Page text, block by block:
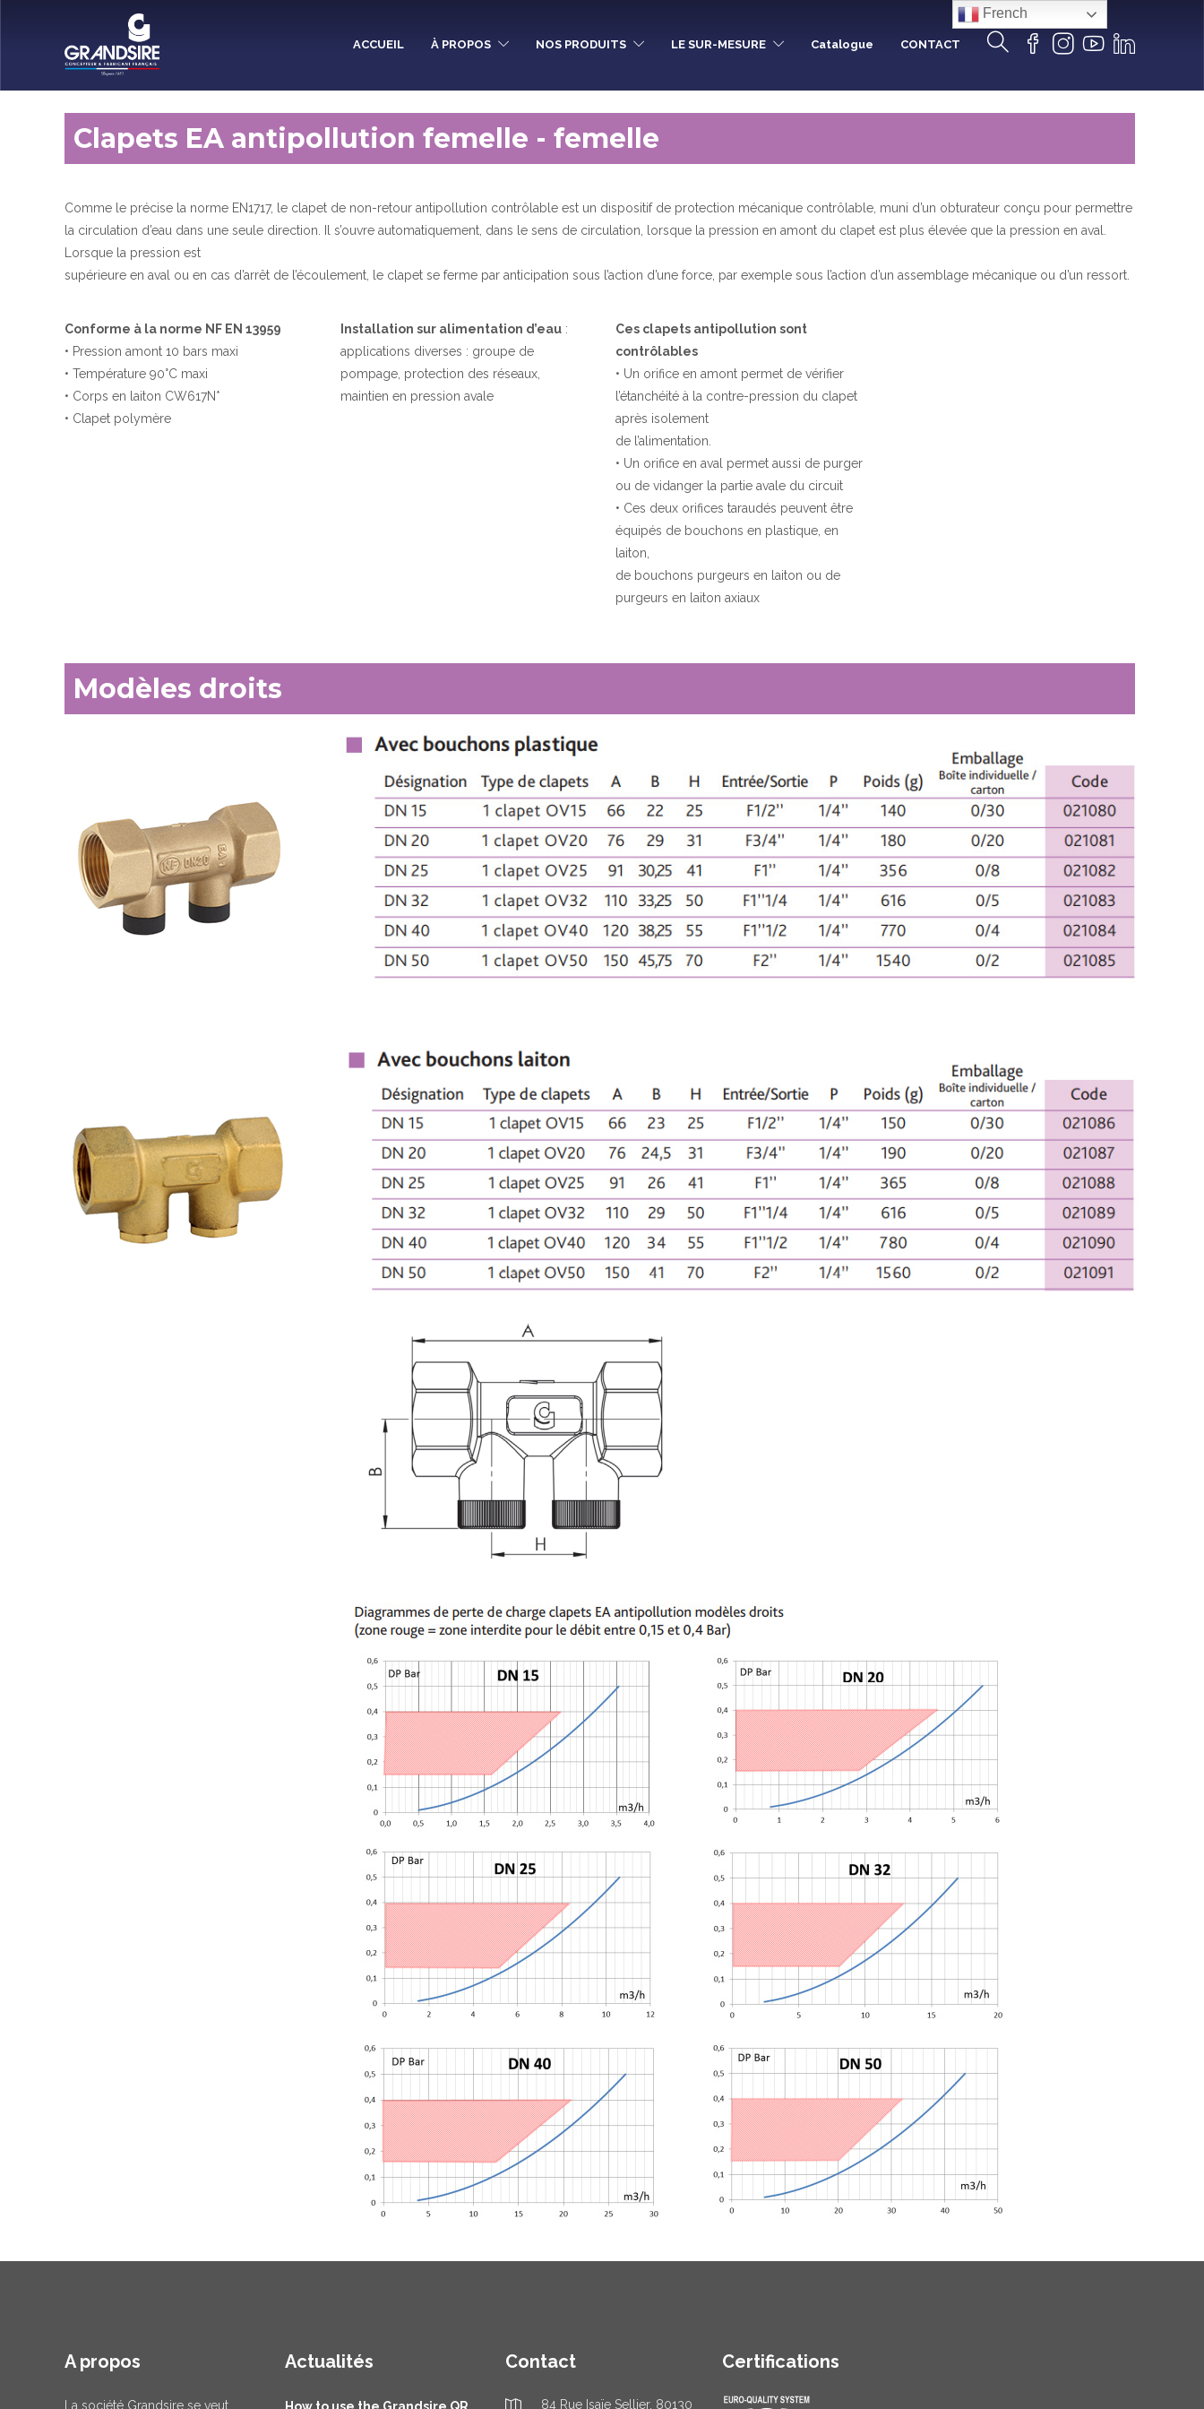
ACCUEIL À PROPOS NOS PRODUITS LE SUR-MESURE Catalogue CONTACT
Clapets EA antipollution femelle - femelle
Comme le précise la norme EN1717, le clapet de non-retour antipollution contrôlable est un dispositif de protection mécanique contrôlable, muni d’un obturateur conçu pour permettre
la circulation d’eau dans une seule direction. Il s’ouvre automatiquement, dans le sens de circulation, lorsque la pression en amont du clapet est plus élevée que la pression en aval.
Lorsque la pression est
supérieure en aval ou en cas d’arrêt de l’écoulement, le clapet se ferme par anticipation sous l’action d’une force, par exemple sous l’action d’un assemblage mécanique ou d’un ressort.
Conforme à la norme NF EN 13959
• Pression amont 10 bars maxi
• Température 90°C maxi
• Corps en laiton CW617N*
• Clapet polymère
Installation sur alimentation d’eau:
applications diverses : groupe de
pompage, protection des réseaux,
maintien en pression avale
Ces clapets antipollution sont
contrôlables
• Un orifice en amont permet de vérifier
l’étanchéité à la contre-pression du clapet
après isolement
de l’alimentation.
• Un orifice en aval permet aussi de purger
ou de vidanger la partie avale du circuit
• Ces deux orifices taraudés peuvent être
équipés de bouchons en plastique, en
laiton,
de bouchons purgeurs en laiton ou de
purgeurs en laiton axiaux
Modèles droits
A propos
La société Grandsire se veut
Actualités Contact
84 Rue Isaïe Sellier, 80130
Certifications
French